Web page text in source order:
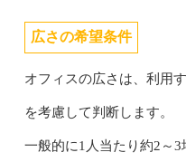
広さの希望条件
オフィスの広さは、利用
を考慮して判断します。
一般的に1人当たり約2～